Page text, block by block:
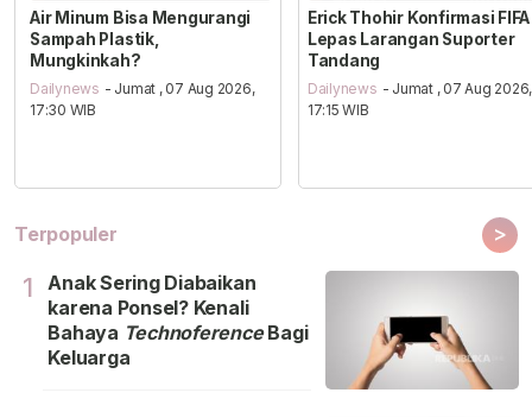
Air Minum Bisa Mengurangi
Sampah Plastik,
Mungkinkah?
Dailynews - Jumat , 07 Aug 2026,
17:30 WIB
Erick Thohir Konfirmasi FIFA
Lepas Larangan Suporter
Tandang
Dailynews - Jumat , 07 Aug 2026,
17:15 WIB
Terpopuler >
1
Anak Sering Diabaikan
karena Ponsel? Kenali
Bahaya TechnoferenceBagi
Keluarga